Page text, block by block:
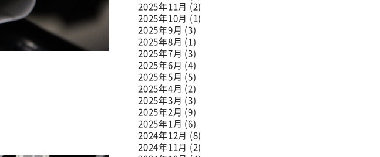
2025年11月 (2)
2025年10月 (1)
2025年9月 (3)
2025年8月 (1)
2025年7月 (3)
2025年6月 (4)
2025年5月 (5)
2025年4月 (2)
2025年3月 (3)
2025年2月 (9)
2025年1月 (6)
2024年12月 (8)
2024年11月 (2)